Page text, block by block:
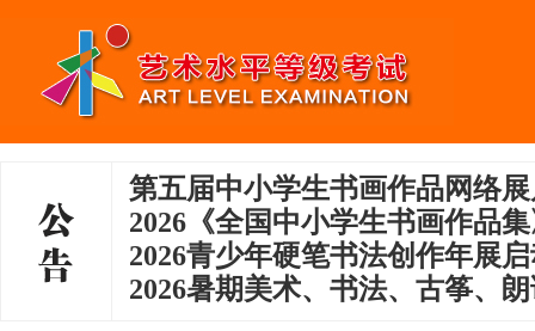
第五届中小学生书画作品网络
2026《全国中小学生书画作品
2026青少年硬笔书法创作年展
2026暑期美术、书法、古筝、